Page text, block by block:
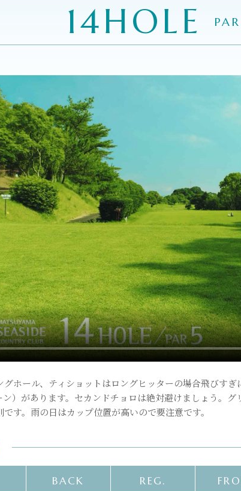
14HOLE
グホール、ティショットはロングヒッターの場合飛びす
ン）があります。セカンドチョロは絶対避けましょう。
す。雨の日はカップ位置が高いので要注意です。
BACK REG.